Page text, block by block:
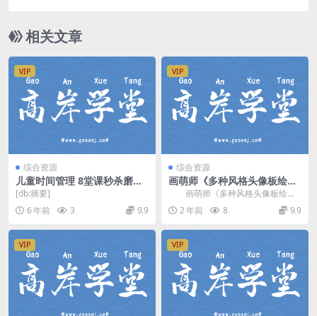
相关文章
VIP
综合资源
儿童时间管理 8堂课秒杀磨蹭
mp3音频 百度网盘
[db:摘要]
6 年前
3 9.9
VIP
综合资源
画萌师《多种风格头像板绘入
门视频教程》百度网盘分享
画萌师《多种风格头像板绘入
门视频教程》，带你探索各类画风
的神秘领域，涵盖：日...
2 年前 8 9.9
VIP VIP